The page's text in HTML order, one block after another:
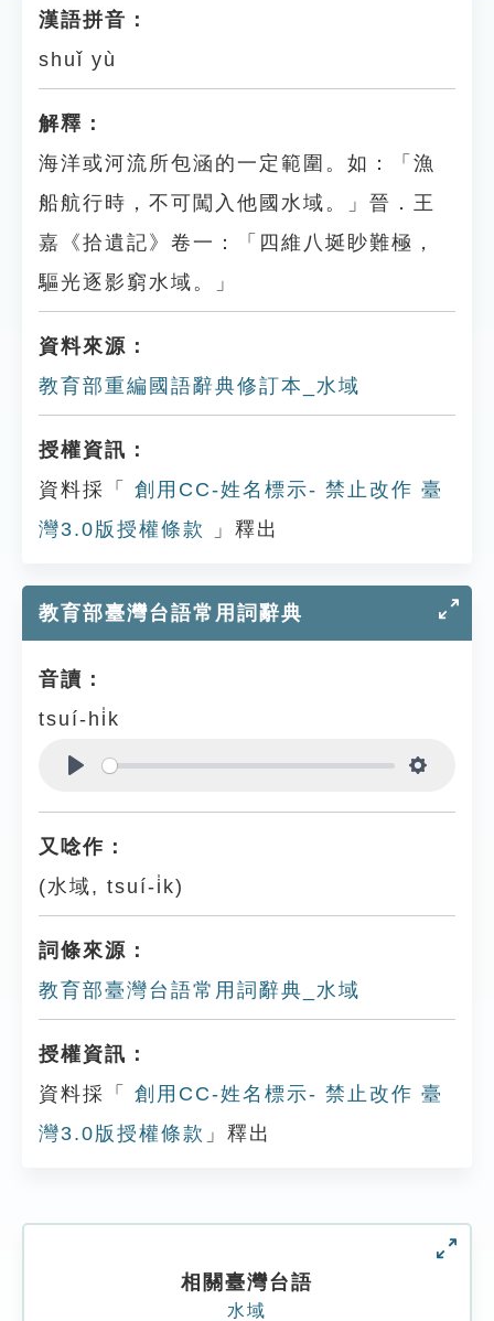
漢語拼音：
shuǐ yù
解釋：
海洋或河流所包涵的一定範圍。如：「漁
船航行時，不可闖入他國水域。」晉．王
嘉《拾遺記》卷一：「四維八埏眇難極，
驅光逐影窮水域。」
資料來源：
教育部重編國語辭典修訂本_水域
授權資訊：
資料採「
創用CC-姓名標示- 禁止改作 臺
灣3.0版授權條款
」釋出
教育部臺灣台語常用詞辭典
音讀：
tsuí-hi̍k
又唸作：
(水域, tsuí-i̍k)
詞條來源：
教育部臺灣台語常用詞辭典_水域
授權資訊：
資料採「
創用CC-姓名標示- 禁止改作 臺
灣3.0版授權條款 」釋出
相關臺灣台語
水域